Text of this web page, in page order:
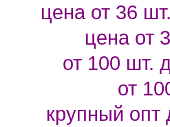
цена от
цена от
от 100
от 100
крупный опт